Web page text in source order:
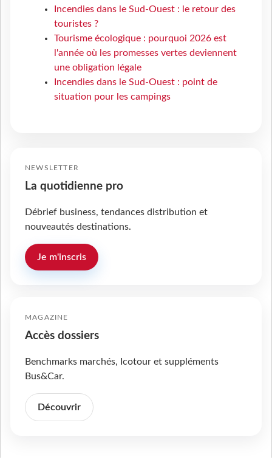
Incendies dans le Sud-Ouest : le retour des
touristes ?
Tourisme écologique : pourquoi 2026 est
l'année où les promesses vertes deviennent
une obligation légale
Incendies dans le Sud-Ouest : point de
situation pour les campings
NEWSLETTER
La quotidienne pro
Débrief business, tendances distribution et
nouveautés destinations.
Je m'inscris
MAGAZINE
Accès dossiers
Benchmarks marchés, Icotour et suppléments
Bus&Car.
Découvrir